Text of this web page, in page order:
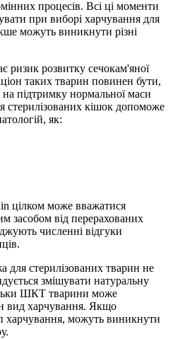
процесів. Всі ці моменти
при виборі харчування для
можуть виникнути різні
ризик розвитку сечокам'яної
таких тварин повинен бути,
підтримку нормальної маси
стерилізованих кішок допоможе
як:
цілком може вважатися
засобом від перерахованих
численні відгуки
для стерилізованих тварин не
змішувати натуральну
ШКТ тварини може
вид харчування. Якщо
харчування, можуть виникнути